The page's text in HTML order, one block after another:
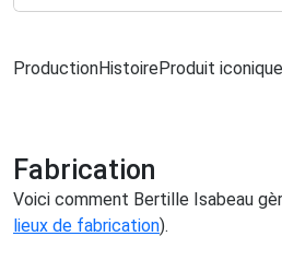
ProductionHistoireProduit iconique
Fabrication
Voici comment Bertille Isabeau
lieux de fabrication).